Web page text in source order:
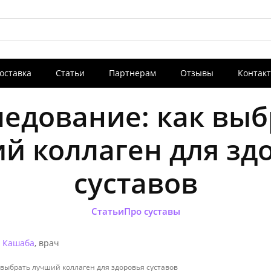
Новости
История бренда IPH
Статьи Партнерам Отзывы
как
коллаген для
суставов
СтатьиПро суставы
Кашаба, врач
лучший коллаген для здоровья суставов
к